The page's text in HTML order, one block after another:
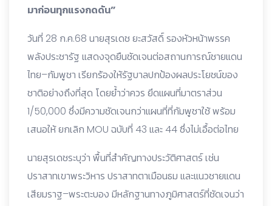
มาก่อนทุกแรงกดดัน”
วันที่ 28 ก.ค.68 นายสุรเดช ยะสวัสดิ์ รองหัวหน้าพรรค
พลังประชารัฐ แสดงจุดยืนชัดเจนต่อสถานการณ์ชายแดน
ไทย–กัมพูชา เรียกร้องให้รัฐบาลปกป้องผลประโยชน์ของ
ชาติอย่างถึงที่สุด โดยย้ำว่าควร ยึดแผนที่มาตราส่วน
1/50,000 ซึ่งมีความชัดเจนกว่าแผนที่ที่กัมพูชาใช้ พร้อม
เสนอให้ ยกเลิก MOU ฉบับที่ 43 และ 44 ซึ่งไม่เอื้อต่อไทย
นายสุรเดชระบุว่า พื้นที่สำคัญทางประวัติศาสตร์ เช่น
ปราสาทเขาพระวิหาร ปราสาทตาเมือนธม และแนวชายแดน
เสียมราฐ–พระตะบอง มีหลักฐานทางภูมิศาสตร์ที่ชัดเจนว่า